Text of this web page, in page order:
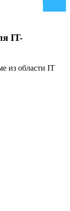
IT-
из области IT